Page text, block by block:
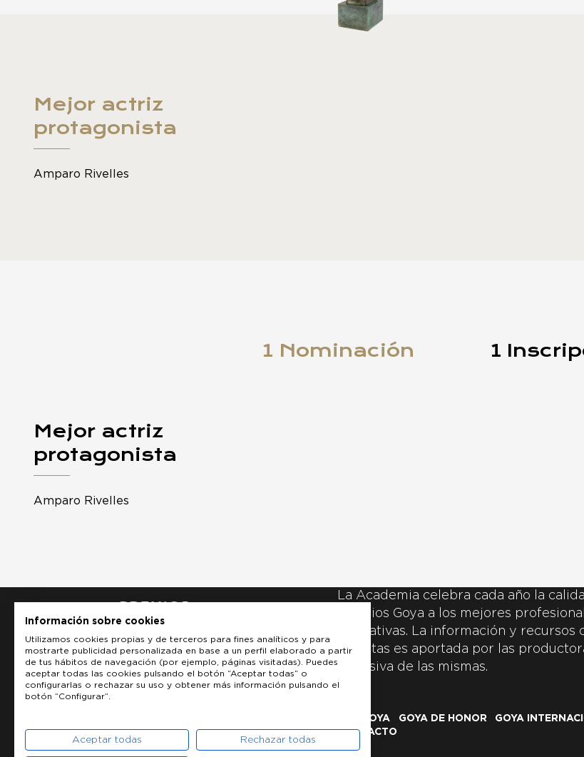
Mejor actriz
protagonista
Amparo Rivelles
1 Nominación 1
Mejor actriz
protagonista
Amparo Rivelles
La Academia celebra cada año la
Premios Goya a los mejores
y creativas. La información y
inscritas es aportada por las
exclusiva de las mismas.
LOS GOYA GOYA DE HONOR GOYA
CONTACTO
Información sobre cookies
Utilizamos cookies propias y de terceros para fines analíticos y para
mostrarte publicidad personalizada en base a un perfil elaborado a partir
de tus hábitos de navegación (por ejemplo, páginas visitadas). Puedes
aceptar todas las cookies pulsando el botón “Aceptar todas” o
configurarlas o rechazar su uso y obtener más información pulsando el
botón “Configurar”.
Aceptar todas Rechazar todas